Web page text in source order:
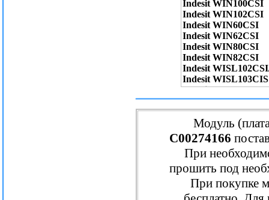
Модуль
C00274166
При
прошить под
При покупке